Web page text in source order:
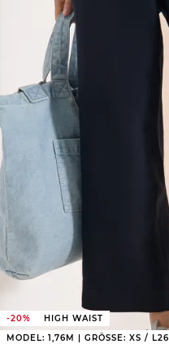
-20%
HIGH WAIST
MODEL: 1,76M | GRÖSSE: XS / L26